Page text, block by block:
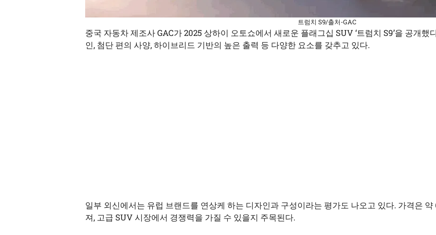
트럼치 S9/출처-GAC
중국 자동차 제조사 GAC가 2025 상하이 오토쇼에서 새로운 플래그십 SUV ‘트럼치 S9’을 공개
인, 첨단 편의 사양, 하이브리드 기반의 높은 출력 등 다양한 요소를 갖추고 있다.
일부 외신에서는 유럽 브랜드를 연상케 하는 디자인과 구성이라는 평가도 나오고 있다. 가격은
져, 고급 SUV 시장에서 경쟁력을 가질 수 있을지 주목된다.